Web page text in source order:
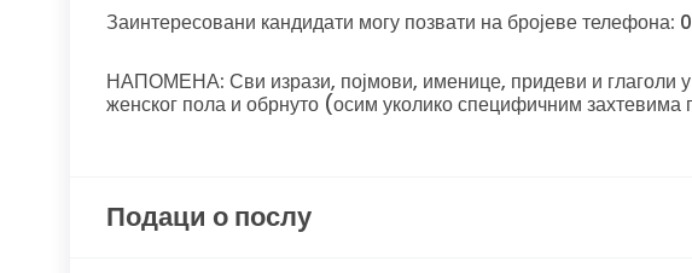
Заинтересовани кандидати могу позвати на бројеве
НАПОМЕНА: Сви изрази, појмови, именице, придеви и глаголи
женског пола и обрнуто (осим уколико специфичним захтевима
Подаци о послу